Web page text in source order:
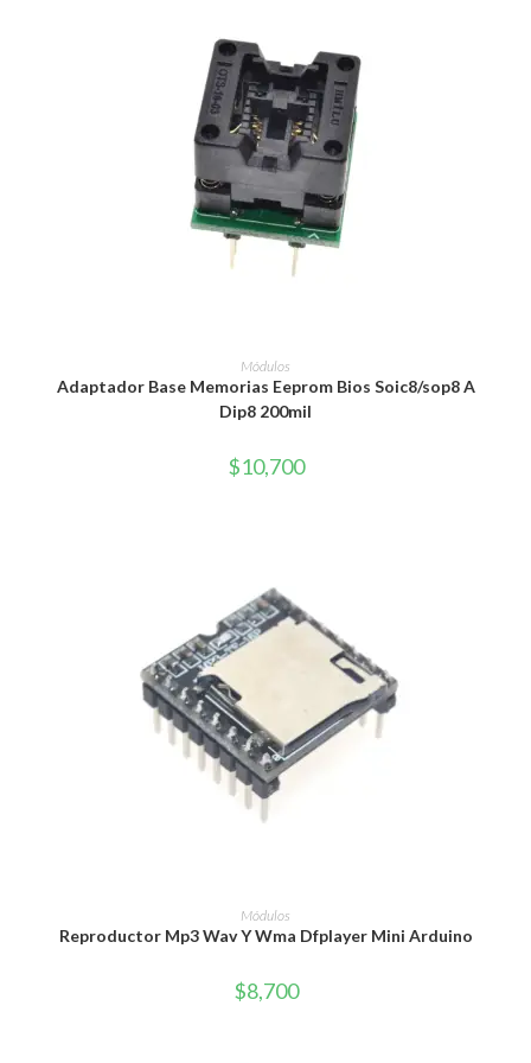
AÑADIR AL CARRITO
Módulos
Adaptador Base Memorias Eeprom Bios Soic8/sop8 A
Dip8 200mil
$10,700
AÑADIR AL CARRITO
Módulos
Reproductor Mp3 Wav Y Wma Dfplayer Mini Arduino
$8,700